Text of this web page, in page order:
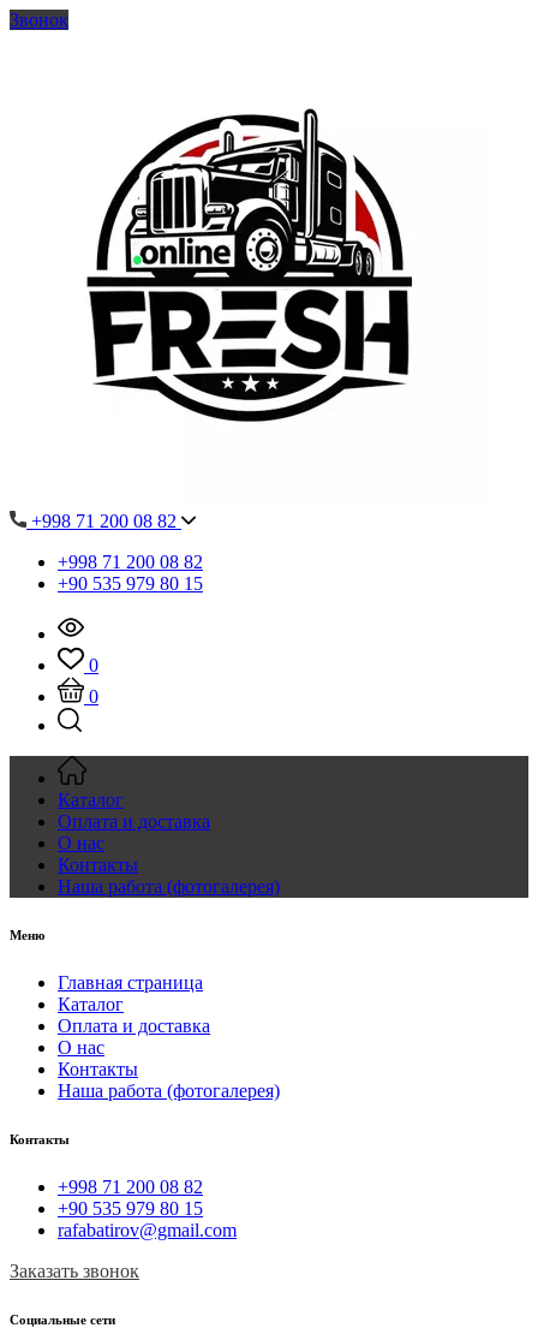
Звонок
+998 71 200 08 82
+998 71 200 08 82
+90 535 979 80 15
0
0
Каталог
Оплата и доставка
О нас
Контакты
Наша работа (фотогалерея)
Меню
Главная страница
Каталог
Оплата и доставка
О нас
Контакты
Наша работа (фотогалерея)
Контакты
+998 71 200 08 82
+90 535 979 80 15
rafabatirov@gmail.com
Заказать звонок
Социальные сети